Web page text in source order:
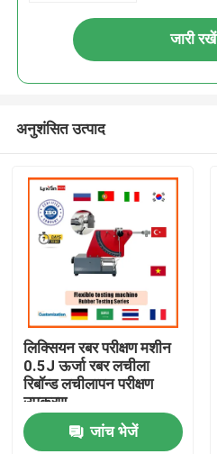
घर
जारी रखें
अनुशंसित उत्पाद
लिक्सियन रबर परीक्षण मशीन
0.5J ऊर्जा रबर लचीला
रिबॉन्ड लचीलापन परीक्षण
उपकरण
जांच भेजें